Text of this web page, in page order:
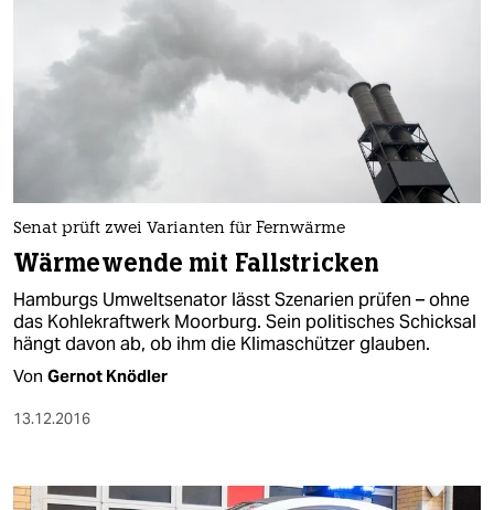
Senat prüft zwei Varianten für Fernwärme
Wärmewende mit Fallstricken
Hamburgs Umweltsenator lässt Szenarien prüfen – ohne
das Kohlekraftwerk Moorburg. Sein politisches Schicksal
hängt davon ab, ob ihm die Klimaschützer glauben.
Von Gernot Knödler
13.12.2016